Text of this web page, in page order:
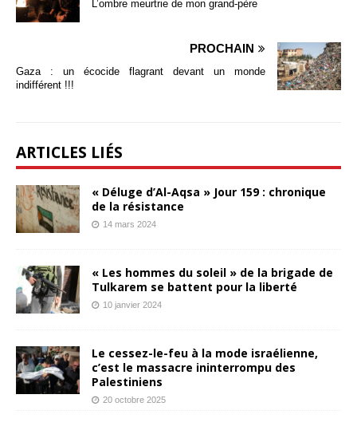
L’ombre meurtrie de mon grand-père
PROCHAIN
Gaza : un écocide flagrant devant un monde
indifférent !!!
ARTICLES LIÉS
« Déluge d’Al-Aqsa » Jour 159 : chronique
de la résistance
14 mars 2024
« Les hommes du soleil » de la brigade de
Tulkarem se battent pour la liberté
10 janvier 2024
Le cessez-le-feu à la mode israélienne,
c’est le massacre ininterrompu des
Palestiniens
20 octobre 2025